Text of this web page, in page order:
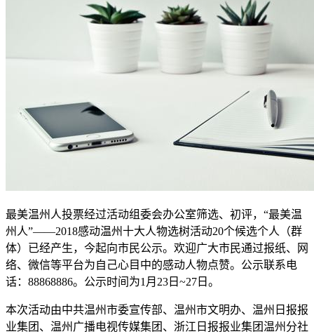
最美温州人投票经过活动组委会办公室筛选、初评，“最美温
州人”——2018感动温州十大人物选树活动20个候选个人（群
体）已经产生，今起向市民公示。欢迎广大市民通过报纸、网
络、微信等平台为自己心目中的感动人物点赞。公示联系电
话：88868886。公示时间为1月23日~27日。
本次活动由中共温州市委宣传部、温州市文明办、温州日报报
业集团、温州广播电视传媒集团、浙江日报报业集团温州分社